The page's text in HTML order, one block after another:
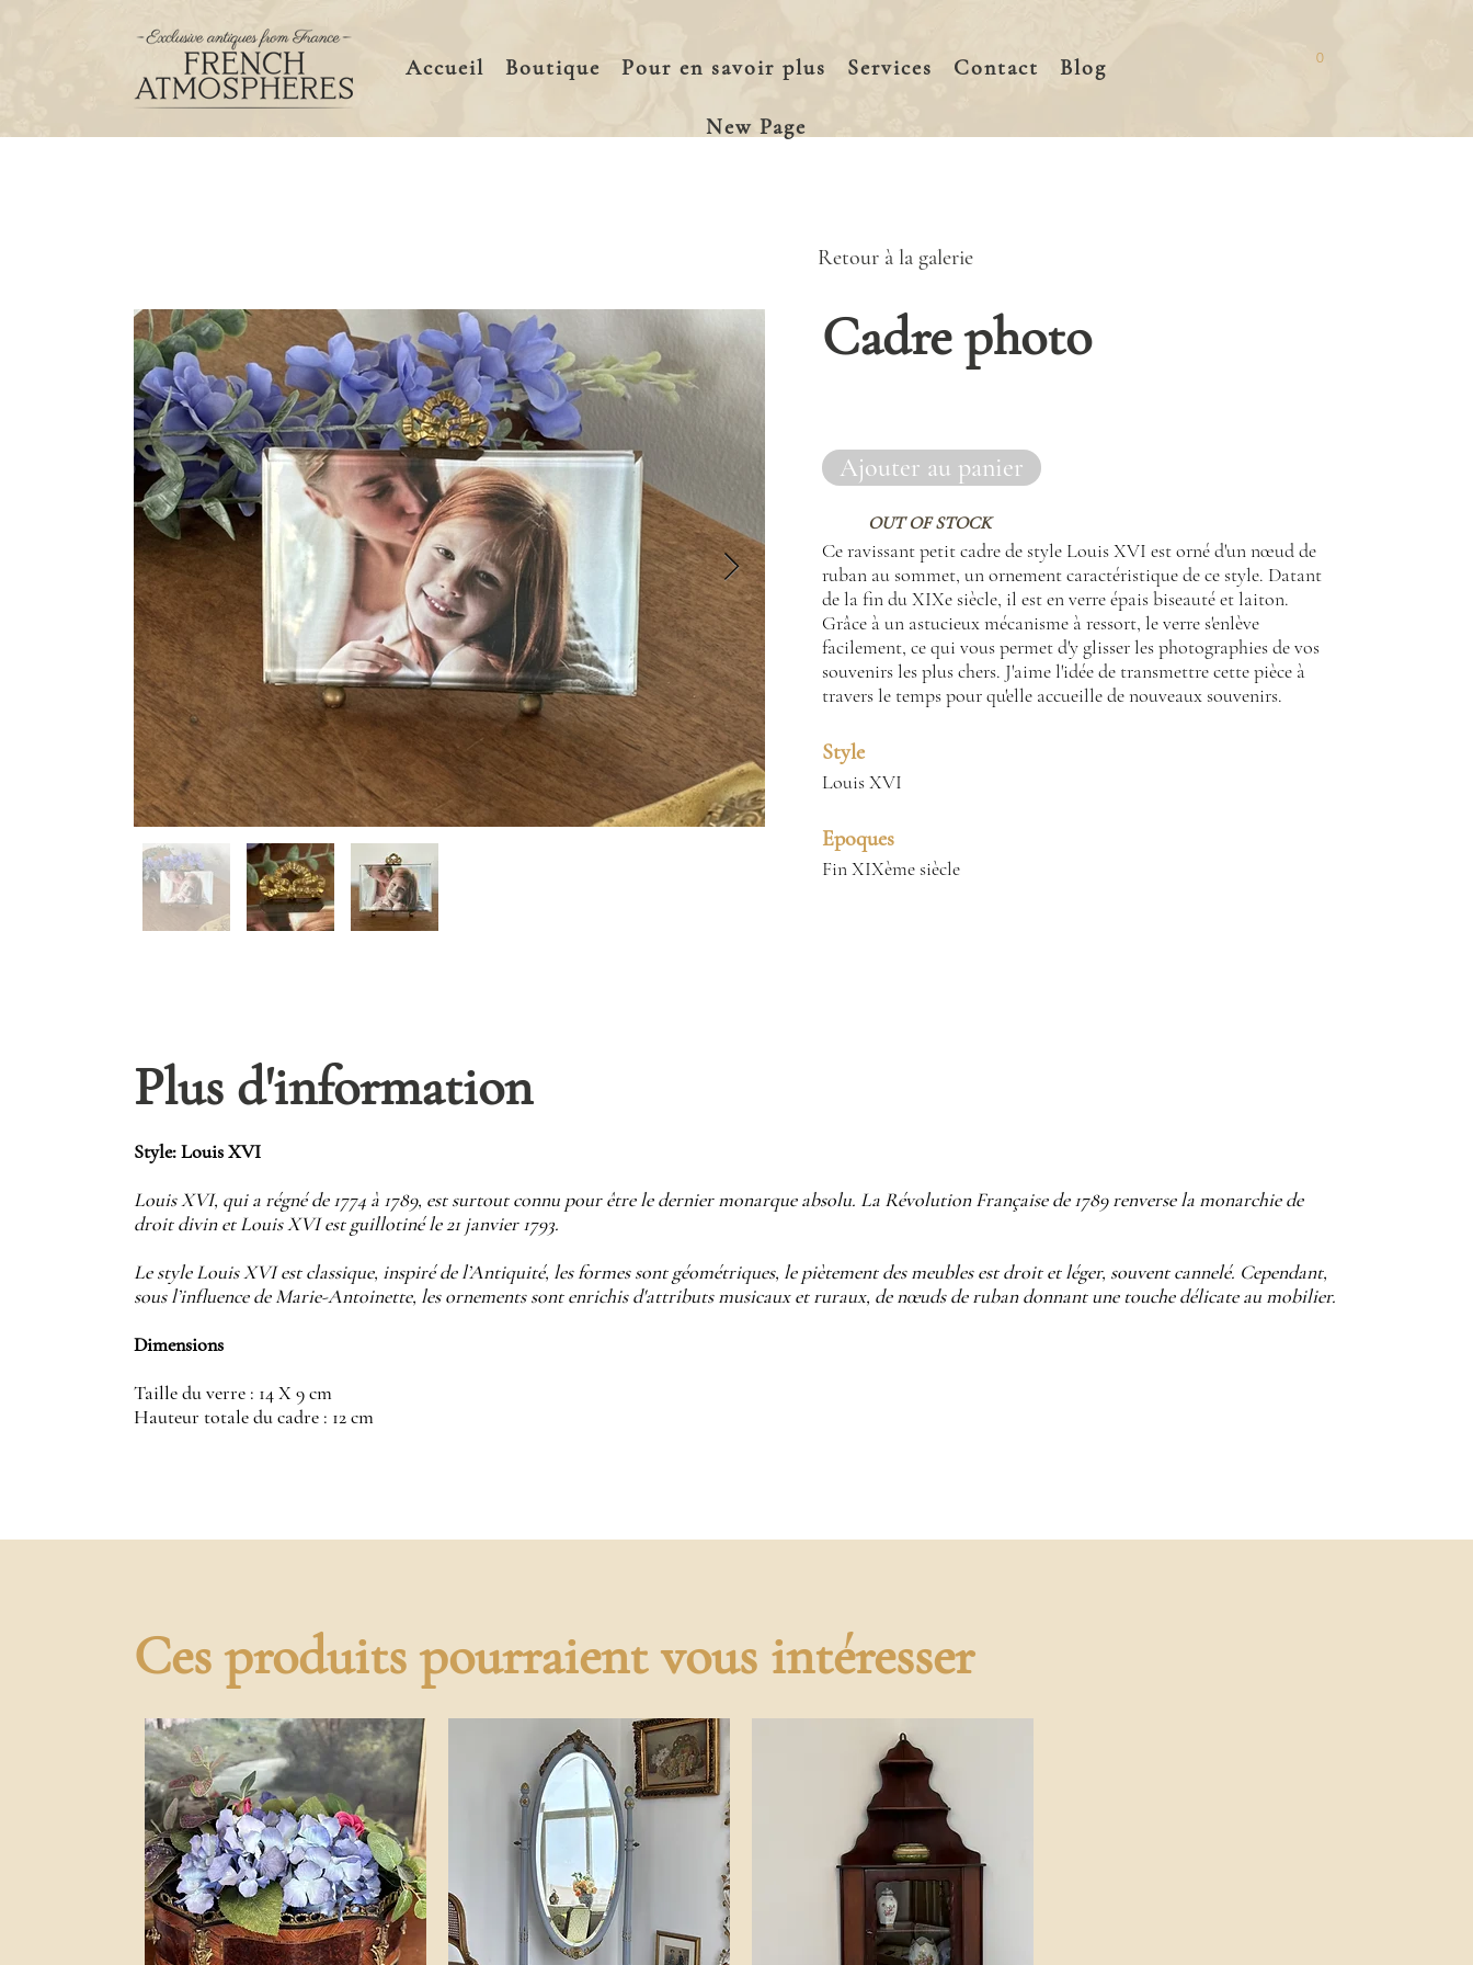
Accueil Boutique Pour en savoir plus Services Contact Blog
New Page
0
Retour à la galerie
OUT OF STOCK
Cadre photo
Ajouter au panier
Ce ravissant petit cadre de style Louis XVI est orné d'un nœud de
ruban au sommet, un ornement caractéristique de ce style. Datant
de la fin du XIXe siècle, il est en verre épais biseauté et laiton.
Grâce à un astucieux mécanisme à ressort, le verre s'enlève
facilement, ce qui vous permet d'y glisser les photographies de vos
souvenirs les plus chers. J'aime l'idée de transmettre cette pièce à
travers le temps pour qu'elle accueille de nouveaux souvenirs.
Style
Louis XVI
Epoques
Fin XIXème siècle
Plus d'information
Style: Louis XVI
Louis XVI, qui a régné de 1774 à 1789, est surtout connu pour être le dernier monarque absolu. La Révolution Française de 1789 renverse la monarchie de
droit divin et Louis XVI est guillotiné le 21 janvier 1793.
Le style Louis XVI est classique, inspiré de l’Antiquité, les formes sont géométriques, le piètement des meubles est droit et léger, souvent cannelé. Cependant,
sous l’influence de Marie-Antoinette, les ornements sont enrichis d'attributs musicaux et ruraux, de nœuds de ruban donnant une touche délicate au mobilier.
Dimensions
Taille du verre : 14 X 9 cm
Hauteur totale du cadre : 12 cm
Ces produits pourraient vous intéresser